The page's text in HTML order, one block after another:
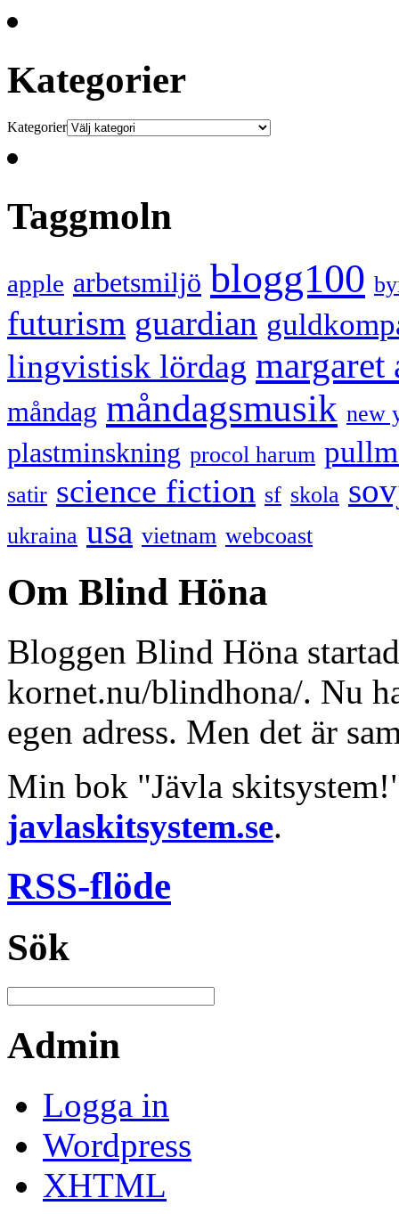
Kategorier
Kategorier
Taggmoln
apple arbetsmiljö blogg100
futurism guardian
lingvistisk lördag margaret
måndag måndagsmusik new
plastminskning procol harum
satir science fiction sf skola
ukraina usa vietnam webcoast
Om Blind Höna
Bloggen Blind Höna
kornet.nu/blindhona/. Nu
egen adress. Men det är
Min bok "Jävla
javlaskitsystem.se.
RSS-flöde
Sök
Admin
Logga in
Wordpress
XHTML